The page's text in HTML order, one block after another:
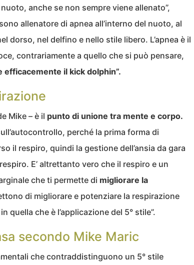
anche se non sempre viene allenato”,
allenatore di apnea all’interno del nuoto, al
dorso, nel delfino e nello stile libero. L’apnea è il
contrariamente a quello che si può pensare,
efficacemente il kick dolphin”.
Mike – è il punto di unione tra mente e corpo.
perché la prima forma di
il respiro, quindi la gestione dell’ansia da gara
E’ altrettanto vero che il respiro e un
che ti permette di migliorare la
di migliorare e potenziare la respirazione
quella che è l’applicazione del 5° stile”.
secondo Mike Maric
che contraddistinguono un 5° stile